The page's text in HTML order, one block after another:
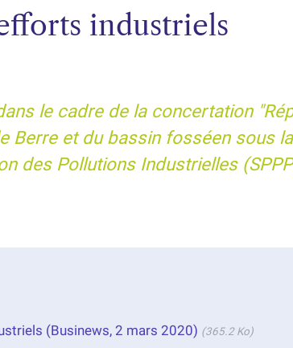
industriels
le cadre de la concertation
Berre et du bassin fosséen sous
des Pollutions Industrielles
(Businews, 2 mars 2020) (365.2 Ko)